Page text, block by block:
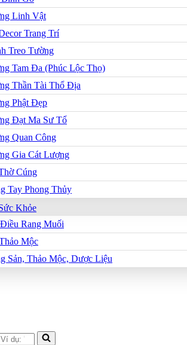
Linh Vật
Trang Trí
Treo Tường
Tam Đa (Phúc Lộc Thọ)
Thần Tài Thổ Địa
Phật Đẹp
Đạt Ma Sư Tổ
Quan Công
Gia Cát Lượng
Cúng
Tay Phong Thủy
Khỏe
Rang Muối
Mộc
Sản, Thảo Mộc, Dược Liệu